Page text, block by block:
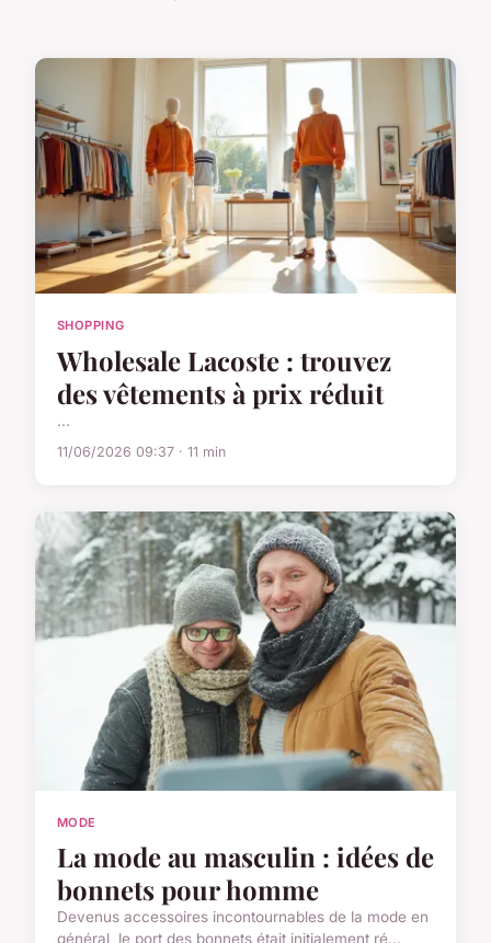
SHOPPING
Wholesale Lacoste : trouvez
des vêtements à prix réduit
...
11/06/2026 09:37 · 11 min
MODE
La mode au masculin : idées de
bonnets pour homme
Devenus accessoires incontournables de la mode en
général, le port des bonnets était initialement ré...